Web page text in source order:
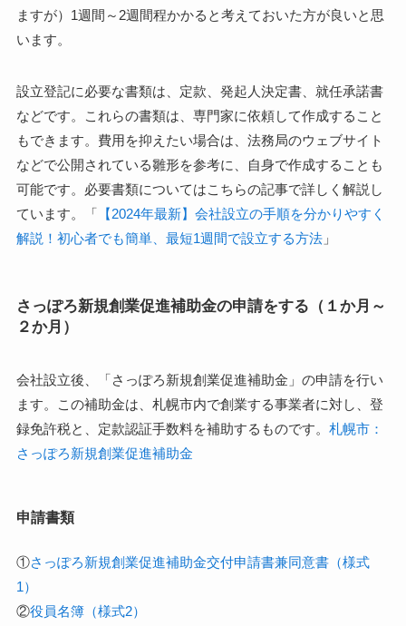
ますが）1週間～2週間程かかると考えておいた方が良いと思
います。
設立登記に必要な書類は、定款、発起人決定書、就任承諾書
などです。これらの書類は、専門家に依頼して作成すること
もできます。費用を抑えたい場合は、法務局のウェブサイト
などで公開されている雛形を参考に、自身で作成することも
可能です。必要書類についてはこちらの記事で詳しく解説し
ています。「 【2024年最新】会社設立の手順を分かりやすく
解説！初心者でも簡単、最短1週間で設立する方法」
さっぽろ新規創業促進補助金の申請をする（１か月～
２か月）
会社設立後、「さっぽろ新規創業促進補助金」の申請を行い
ます。この補助金は、札幌市内で創業する事業者に対し、登
録免許税と、定款認証手数料を補助するものです。 札幌市：
さっぽろ新規創業促進補助金
申請書類
①さっぽろ新規創業促進補助金交付申請書兼同意書（様式
1）
②役員名簿（様式2）